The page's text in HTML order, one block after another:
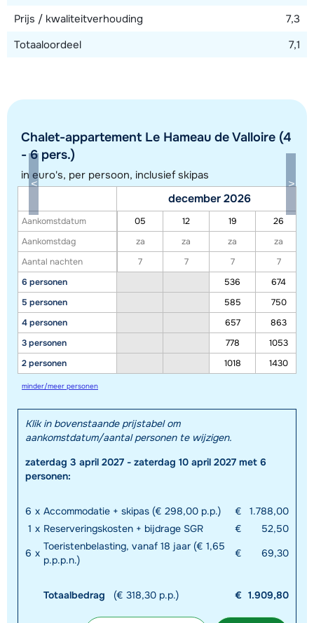
Toon alle accommodaties in dit gebied
exacte locatie kan enigszins afwijken.
Prijs / kwaliteitverhouding
7,3
Totaaloordeel
7,1
Chalet-appartement Le Hameau de Valloire (4
- 6 pers.)
in euro's, per persoon, inclusief skipas
Aankomstdatum
Aankomstdag
Aantal nachten
6 personen
5 personen
4 personen
3 personen
2 personen
december 2026
05 12 19
26
za
za za
za
7
7 7
7
536
674
585
750
657
863
778
1053
1018
1430
minder/meer personen
Klik in bovenstaande prijstabel om
aankomstdatum/aantal personen te wijzigen.
zaterdag 3 april 2027 - zaterdag 10 april 2027 met 6
personen:
6 x Accommodatie + skipas (€ 298,00 p.p.) €
1.788,00
1 x Reserveringskosten + bijdrage SGR €
52,50
6 x
Toeristenbelasting, vanaf 18 jaar (€ 1,65
p.p.p.n.)
€ 69,30
Totaalbedrag (€ 318,30 p.p.) € 1.909,80